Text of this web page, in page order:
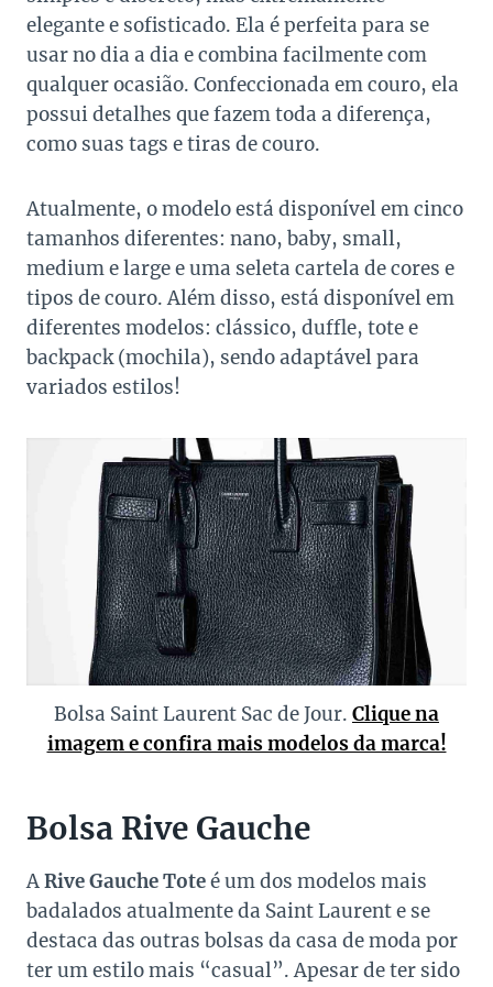
elegante e sofisticado. Ela é perfeita para se
usar no dia a dia e combina facilmente com
qualquer ocasião. Confeccionada em couro, ela
possui detalhes que fazem toda a diferença,
como suas tags e tiras de couro.
Atualmente, o modelo está disponível em cinco
tamanhos diferentes: nano, baby, small,
medium e large e uma seleta cartela de cores e
tipos de couro. Além disso, está disponível em
diferentes modelos: clássico, duffle, tote e
backpack (mochila), sendo adaptável para
variados estilos!
Bolsa Saint Laurent Sac de Jour. Clique na
imagem e confira mais modelos da marca!
Bolsa Rive Gauche
ARive Gauche Toteé um dos modelos mais
badalados atualmente da Saint Laurent e se
destaca das outras bolsas da casa de moda por
ter um estilo mais “casual”. Apesar de ter sido